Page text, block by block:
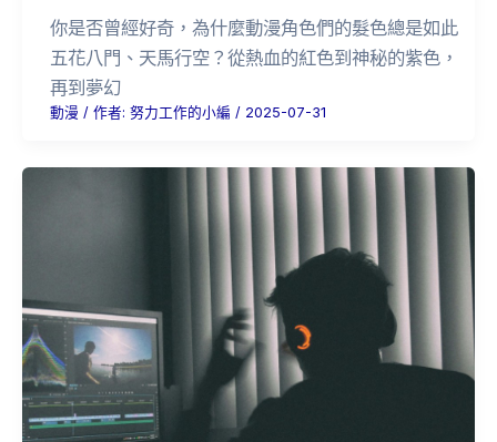
你是否曾經好奇，為什麼動漫角色們的髮色總是如此
五花八門、天馬行空？從熱血的紅色到神秘的紫色，
再到夢幻
動漫 / 作者: 努力工作的小編 / 2025-07-31